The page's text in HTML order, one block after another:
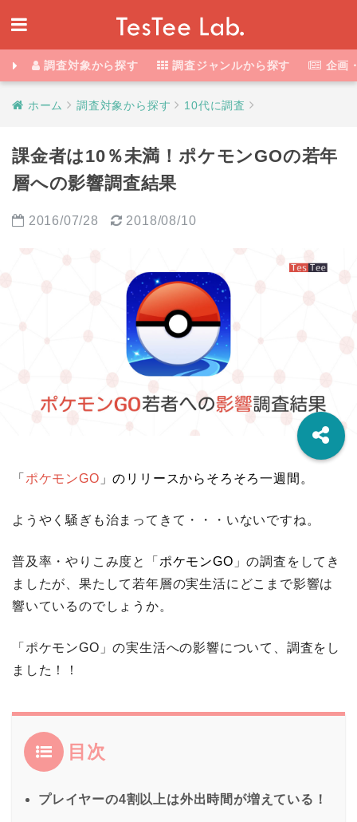
調査対象から探す 調査ジャンルから探す 企画
ホーム 調査対象から探す 10代に調査
課金者は10％未満！ポケモンGOの若年
層への影響調査結果
2016/07/28 2018/08/10
「 ポケモンGO 」のリリースからそろそろ一週間。
ようやく騒ぎも治まってきて・・・いないですね。
普及率・やりこみ度と「 ポケモンGO 」の調査をしてき
ましたが、果たして若年層の実生活にどこまで影響は
響いているのでしょうか。
「ポケモンGO」の実生活への影響について、調査をし
ました！！
目次
プレイヤーの4割以上は外出時間が増えている！